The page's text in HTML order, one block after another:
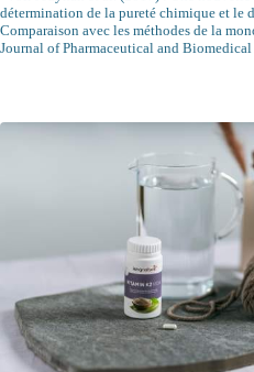
détermination de la pureté chimique et le
Comparaison avec les méthodes de la
Journal of Pharmaceutical and